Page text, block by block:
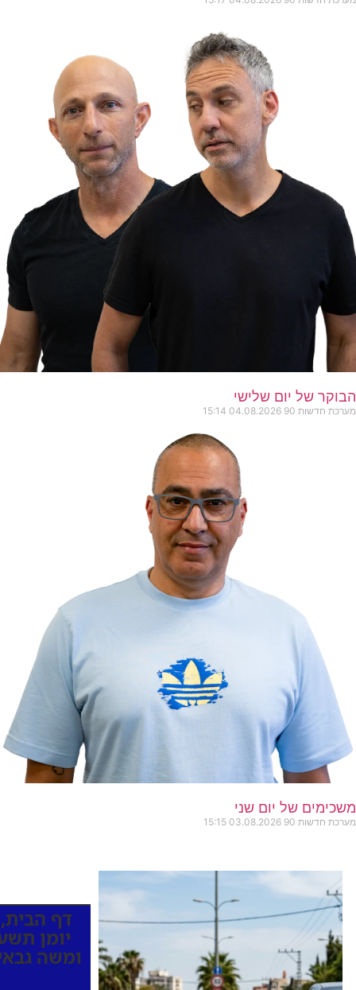
הבוקר של יום שלישי
מערכת חדשות 90 04.08.2026
15:14
משכימים של יום שני
מערכת חדשות 90 03.08.2026
15:15
דף הבית
יומן
ומשה